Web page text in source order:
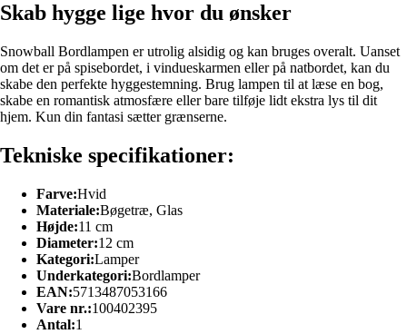
Skab hygge lige hvor du ønsker
Snowball Bordlampen er utrolig alsidig og kan bruges overalt. Uanset
om det er på spisebordet, i vindueskarmen eller på natbordet, kan du
skabe den perfekte hyggestemning. Brug lampen til at læse en bog,
skabe en romantisk atmosfære eller bare tilføje lidt ekstra lys til dit
hjem. Kun din fantasi sætter grænserne.
Tekniske specifikationer:
Farve:Hvid
Materiale:Bøgetræ, Glas
Højde:11 cm
Diameter:12 cm
Kategori:Lamper
Underkategori:Bordlamper
EAN:5713487053166
Vare nr.:100402395
Antal:1